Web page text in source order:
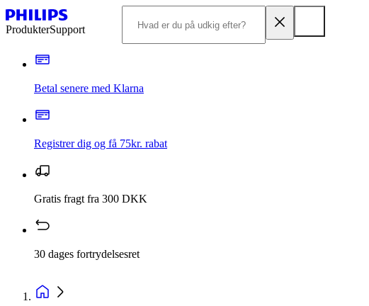
ProdukterSupport
Betal senere med Klarna
Registrer dig og få 75kr. rabat
Gratis fragt fra 300 DKK
30 dages fortrydelsesret